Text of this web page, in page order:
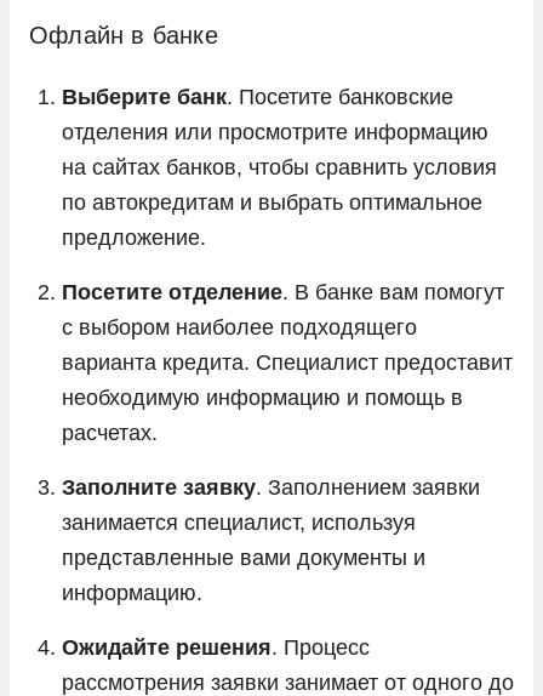
Офлайн в банке
Выберите банк. Посетите банковские
отделения или просмотрите информацию
на сайтах банков, чтобы сравнить условия
по автокредитам и выбрать оптимальное
предложение.
Посетите отделение. В банке вам помогут
с выбором наиболее подходящего
варианта кредита. Специалист предоставит
необходимую информацию и помощь в
расчетах.
Заполните заявку. Заполнением заявки
занимается специалист, используя
представленные вами документы и
информацию.
Ожидайте решения. Процесс
рассмотрения заявки занимает от одного до